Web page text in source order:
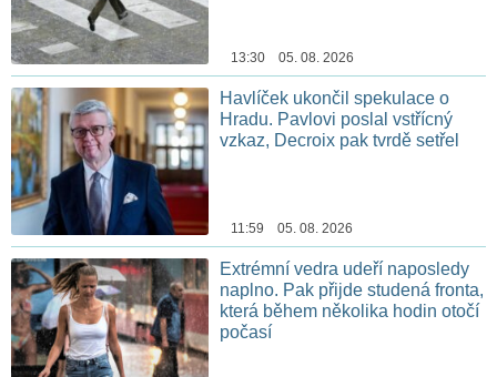
13:30 05. 08. 2026
Havlíček ukončil spekulace o
Hradu. Pavlovi poslal vstřícný
vzkaz, Decroix pak tvrdě setřel
11:59 05. 08. 2026
Extrémní vedra udeří naposledy
naplno. Pak přijde studená fronta,
která během několika hodin otočí
počasí